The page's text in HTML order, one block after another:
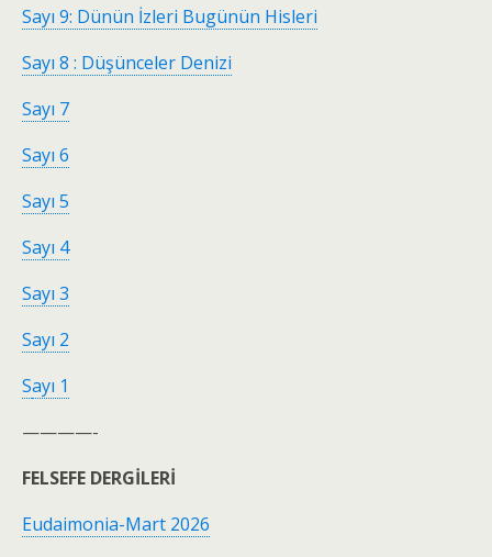
Sayı 9: Dünün İzleri Bugünün Hisleri
Sayı 8 : Düşünceler Denizi
Sayı 7
Sayı 6
Sayı 5
Sayı 4
Sayı 3
Sayı 2
Sayı 1
————-
FELSEFE DERGİLERİ
Eudaimonia-Mart 2026